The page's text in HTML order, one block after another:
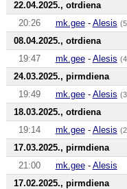
22.04.2025., otrdiena
20:26
mk.gee- Alesis
08.04.2025., otrdiena
19:47
mk.gee- Alesis
24.03.2025., pirmdiena
19:49
mk.gee- Alesis
18.03.2025., otrdiena
19:14
mk.gee- Alesis
17.03.2025., pirmdiena
21:00
mk.gee- Alesis
17.02.2025., pirmdiena